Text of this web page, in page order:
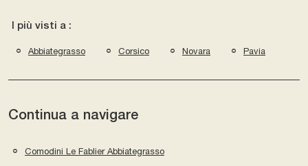
I più visti a :
Abbiategrasso Corsico Novara Pavia
Continua a navigare
Comodini Le Fablier Abbiategrasso